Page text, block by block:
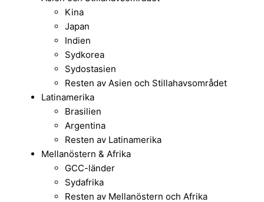
Kina
Japan
Indien
Sydkorea
Sydostasien
Resten av Asien och Stillahavsområdet
Latinamerika
Brasilien
Argentina
Resten av Latinamerika
Mellanöstern & Afrika
GCC-länder
Sydafrika
Resten av Mellanöstern och Afrika